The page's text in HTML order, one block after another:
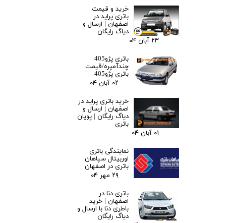
خرید و قیمت
باتری پراید در
اصفهان | ارسال و
دیاگ رایگان
۲۳ آبان ۰۴
باتری پژو405
چندآمپره/قیمت
باتری پژو405
۰۲ آبان ۰۴
خرید باتری پراید در
اصفهان | ارسال و
دیاگ رایگان | پویان
باتری
۰۱ آبان ۰۴
نمایندگی باتری
اوربیتال سپاهان
باتری در اصفهان
۲۹ مهر ۰۴
باتری دنا در
اصفهان | خرید
باطری دنا با ارسال و
دیاگ رایگان